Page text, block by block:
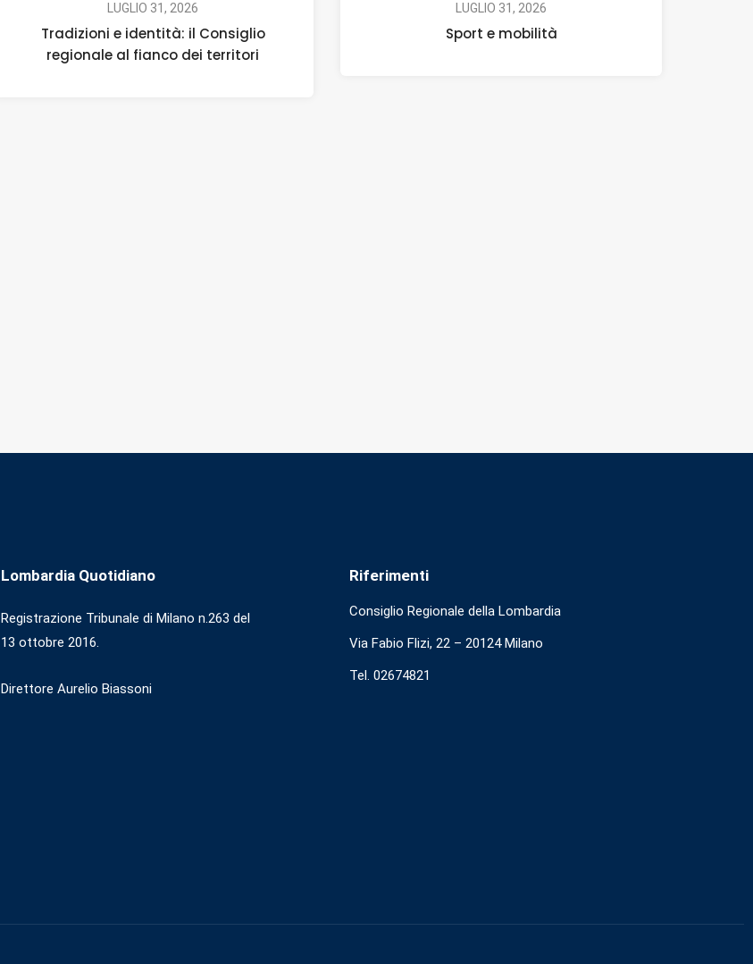
LUGLIO 31, 2026
Tradizioni e identità: il Consiglio
regionale al fianco dei territori
LUGLIO 31, 2026
Sport e mobilità
Lombardia Quotidiano
Registrazione Tribunale di Milano n.263 del
13 ottobre 2016.
Direttore Aurelio Biassoni
Riferimenti
Consiglio Regionale della Lombardia
Via Fabio Flizi, 22 – 20124 Milano
Tel. 02674821